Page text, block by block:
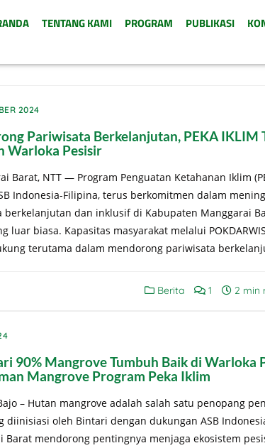
TENTANG KAMI PROGRAM PUBLIKASI
2024
Pariwisata Berkelanjutan, PEKA IKLIM
Warloka Pesisir
Barat, NTT — Program Penguatan Ketahanan Iklim
Indonesia-Filipina, terus berkomitmen dalam
berkelanjutan dan inklusif di Kabupaten Manggarai
luar biasa. Kapasitas masyarakat melalui
terutama dalam mendorong pariwisata
Berita 1 2 min
90% Mangrove Tumbuh Baik di Warloka
Mangrove Program Peka Iklim
– Hutan mangrove adalah salah satu penopang
diinisiasi oleh Bintari dengan dukungan ASB
Barat mendorong pentingnya menjaga ekosistem